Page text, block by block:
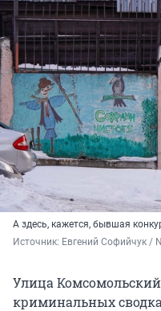
А здесь, кажется, бывшая
Источник: Евгений Софийчук /
Улица Комсомольский
криминальных